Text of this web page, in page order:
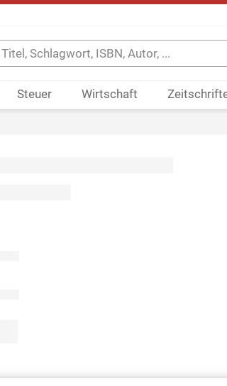
Steuer Wirtschaft